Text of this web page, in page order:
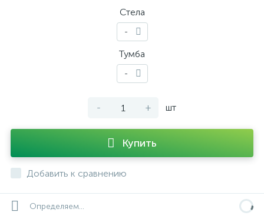
Стела
-
Тумба
-
- + шт
Купить
Добавить к сравнению
Определяем...